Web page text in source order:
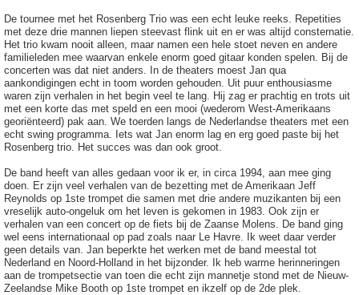
De tournee met het Rosenberg Trio was een echt leuke reeks. Repetities
met deze drie mannen liepen steevast flink uit en er was altijd consternatie.
Het trio kwam nooit alleen, maar namen een hele stoet neven en andere
familieleden mee waarvan enkele enorm goed gitaar konden spelen. Bij de
concerten was dat niet anders. In de theaters moest Jan qua
aankondigingen echt in toom worden gehouden. Uit puur enthousiasme
waren zijn verhalen in het begin veel te lang. Hij zag er prachtig en trots uit
met een korte das met speld en een mooi (wederom West-Amerikaans
georiënteerd) pak aan. We toerden langs de Nederlandse theaters met een
echt swing programma. Iets wat Jan enorm lag en erg goed paste bij het
Rosenberg trio. Het succes was dan ook groot.
De band heeft van alles gedaan voor ik er, in circa 1994, aan mee ging
doen. Er zijn veel verhalen van de bezetting met de Amerikaan Jeff
Reynolds op 1ste trompet die samen met drie andere muzikanten bij een
vreselijk auto-ongeluk om het leven is gekomen in 1983. Ook zijn er
verhalen van een concert op de fiets bij de Zaanse Molens. De band ging
wel eens internationaal op pad zoals naar Le Havre. Ik weet daar verder
geen details van. Jan beperkte het werken met de band meestal tot
Nederland en Noord-Holland in het bijzonder. Ik heb warme herinneringen
aan de trompetsectie van toen die echt zijn mannetje stond met de Nieuw-
Zeelandse Mike Booth op 1ste trompet en ikzelf op de 2de plek.